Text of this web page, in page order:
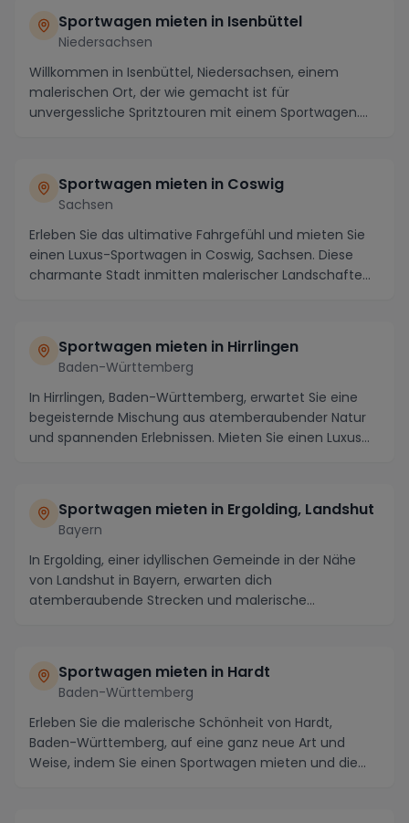
Sportwagen mieten in Isenbüttel
Niedersachsen
Willkommen in Isenbüttel, Niedersachsen, einem
malerischen Ort, der wie gemacht ist für
unvergessliche Spritztouren mit einem Sportwagen.
Sportwagen mieten in Coswig
Sachsen
Erleben Sie das ultimative Fahrgefühl und mieten Sie
einen Luxus-Sportwagen in Coswig, Sachsen. Diese
charmante Stadt inmitten malerischer Landschafte...
Sportwagen mieten in Hirrlingen
Baden-Württemberg
In Hirrlingen, Baden-Württemberg, erwartet Sie eine
begeisternde Mischung aus atemberaubender Natur
und spannenden Erlebnissen. Mieten Sie einen Luxus...
Sportwagen mieten in Ergolding, Landshut
Bayern
In Ergolding, einer idyllischen Gemeinde in der Nähe
von Landshut in Bayern, erwarten dich
atemberaubende Strecken und malerische
Sportwagen mieten in Hardt
Baden-Württemberg
Erleben Sie die malerische Schönheit von Hardt,
Baden-Württemberg, auf eine ganz neue Art und
Weise, indem Sie einen Sportwagen mieten und die